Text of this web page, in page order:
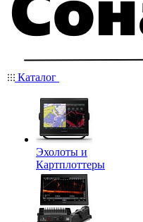
Каталог
Эхолоты и
Картплоттеры